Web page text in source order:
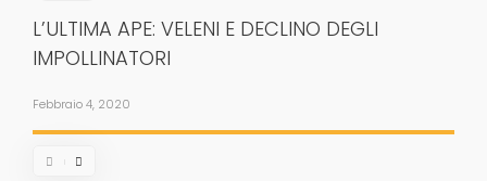
L’ULTIMA APE: VELENI E DECLINO DEGLI
IMPOLLINATORI
Febbraio 4, 2020